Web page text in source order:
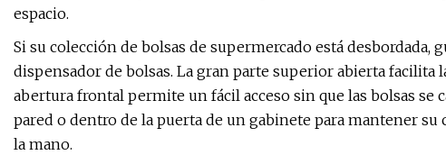
espacio.
Si su colección de bolsas de supermercado está
dispensador de bolsas. La gran parte superior abierta
abertura frontal permite un fácil acceso sin que las bolsas se
pared o dentro de la puerta de un gabinete para mantener su
la mano.